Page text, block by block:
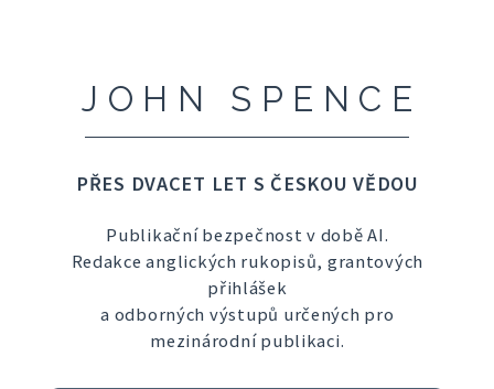
JOHN SPENCE
PŘES DVACET LET S ČESKOU VĚDOU
Publikační bezpečnost v době AI.
Redakce anglických rukopisů, grantových
přihlášek
a odborných výstupů určených pro
mezinárodní publikaci.